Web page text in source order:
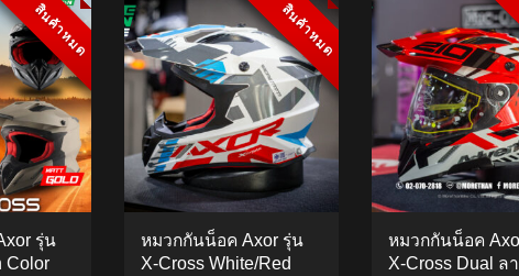
สินค้าหมด
สินค้าหมด
รุ่น
Color
สินค้าหมด
สินค้าหมด
หมวกกันน็อค Axor รุ่น
X-Cross White/Red
หมวกกันน็อค
X-Cross Dual ล